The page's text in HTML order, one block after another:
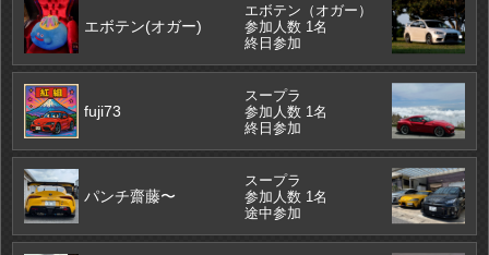
エボテン(オガー)
エボテン（オガー）
参加人数 1名
終日参加
fuji73
スープラ
参加人数 1名
終日参加
パンチ齋藤〜
スープラ
参加人数 1名
途中参加